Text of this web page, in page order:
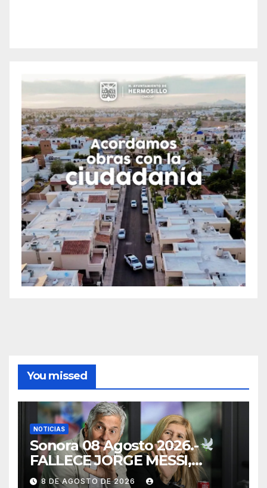
You missed
NOTICIAS
Sonora 08 Agosto 2026.-
FALLECE JORGE MESSI,
PADRE Y REPRESENTANTE
8 DE AGOSTO DE 2026